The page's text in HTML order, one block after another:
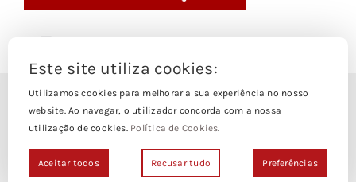
Navigation
Termos e Condições
© Copyright 1988- 2026
Loja Edições Piaget byPiaget Ensino Superior
direitos Reservados | Powered by
Este site utiliza cookies:
Utilizamos cookies para melhorar a sua experiência no nosso
website. Ao navegar, o utilizador concorda com a nossa
utilização de cookies. Política de Cookies.
Aceitar todos Recusar tudo Preferências